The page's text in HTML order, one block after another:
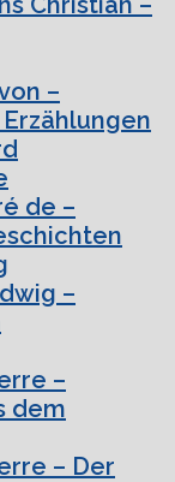
–
de –
–
–
dem
– Der